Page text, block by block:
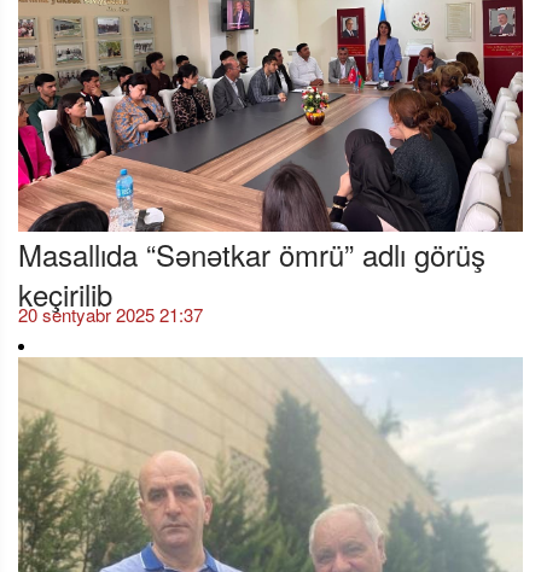
Masallıda “Sənətkar ömrü” adlı görüş
keçirilib
20 sentyabr 2025 21:37